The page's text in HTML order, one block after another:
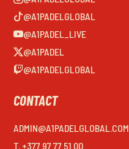
@A1PADELGLOBAL
@A1PADEL_LIVE
@A1PADEL
@A1PADELGLOBAL
CONTACT
ADMIN@A1PADELGLOBAL.COM
T. +377 97 77 51 00